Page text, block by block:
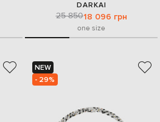
DARKAI
25 85018 096 грн
one size
NEW
- 29%